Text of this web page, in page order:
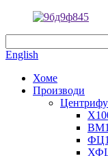
English
Хоме
Производи